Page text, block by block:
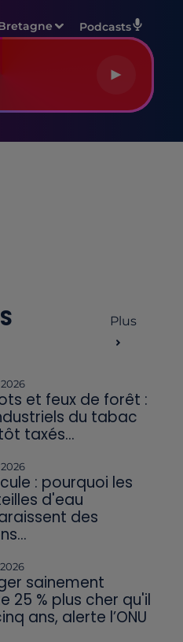
Podcasts
Plus
et feux de forêt :
du tabac
taxés...
: pourquoi les
d'eau
des
sainement
25 % plus cher qu'il
ans, alerte l’ONU